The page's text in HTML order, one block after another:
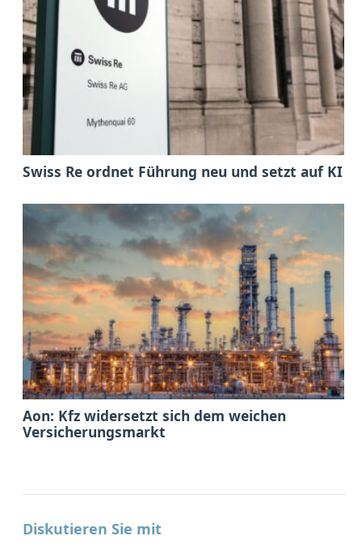
Swiss Re ordnet Führung neu und setzt auf KI
Aon: Kfz widersetzt sich dem weichen
Versicherungsmarkt
Diskutieren Sie mit